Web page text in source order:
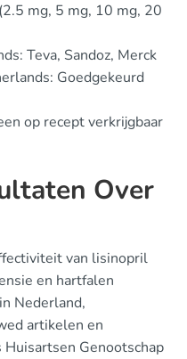
mg, 5 mg, 10 mg, 20
Teva, Sandoz, Merck
Goedgekeurd
op recept verkrijgbaar
Over
van lisinopril
en hartfalen
Nederland,
artikelen en
Genootschap